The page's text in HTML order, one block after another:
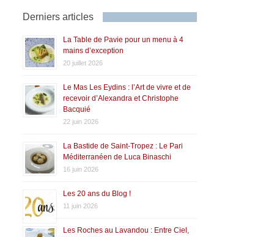
Derniers articles
La Table de Pavie pour un menu à 4
mains d’exception
20 juillet 2026
Le Mas Les Eydins : l’Art de vivre et de
recevoir d’Alexandra et Christophe
Bacquié
22 juin 2026
La Bastide de Saint-Tropez : Le Pari
Méditerranéen de Luca Binaschi
16 juin 2026
Les 20 ans du Blog !
11 juin 2026
Les Roches au Lavandou : Entre Ciel,